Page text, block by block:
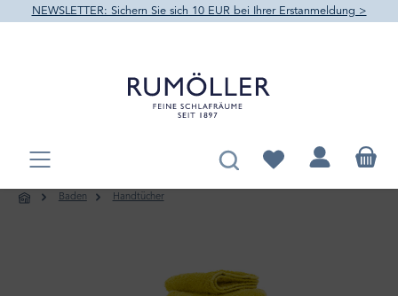
springen
NEWSLETTER: Sichern Sie sich 10 EUR bei Ihrer Erstanmeldung >
Du hast 0 Produkte
Baden Handtücher